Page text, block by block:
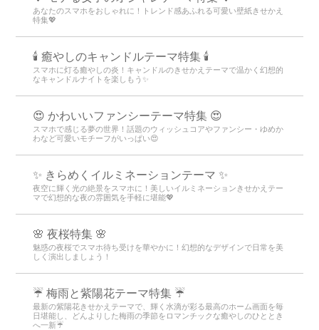
あなたのスマホをおしゃれに！トレンド感あふれる可愛い壁紙きせかえ
特集💖
🕯️ 癒やしのキャンドルテーマ特集 🕯️
スマホに灯る癒やしの炎！キャンドルのきせかえテーマで温かく幻想的
なキャンドルナイトを楽しもう️✨️
😍 かわいいファンシーテーマ特集 😍
スマホで感じる夢の世界！話題のウィッシュコアやファンシー・ゆめか
わなど可愛いモチーフがいっぱい😍
✨️ きらめくイルミネーションテーマ ✨️
夜空に輝く光の絶景をスマホに！美しいイルミネーションきせかえテー
マで幻想的な夜の雰囲気を手軽に堪能💖
🌸 夜桜特集 🌸
魅惑の夜桜でスマホ待ち受けを華やかに！幻想的なデザインで日常を美
しく演出しましょう！
☔ 梅雨と紫陽花テーマ特集 ☔
最新の紫陽花きせかえテーマで、輝く水滴が彩る最高のホーム画面を毎
日堪能し、どんよりした梅雨の季節をロマンチックな癒やしのひととき
へ一新☔